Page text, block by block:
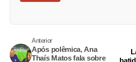
Anterior
Após polêmica, Ana
Thaís Matos fala sobre